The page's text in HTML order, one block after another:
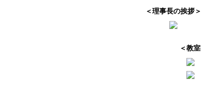
＜理事長の挨拶＞
＜教